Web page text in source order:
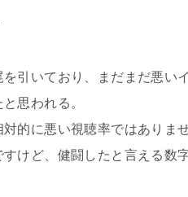
引いており、まだまだ悪い
思われる。
的に悪い視聴率ではありませ
けど、健闘したと言える数